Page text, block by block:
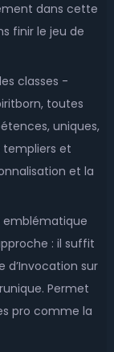
dans cette
finir le jeu de
classes -
toutes
uniques,
templiers et
et la
emblématique
: il suffit
d’Invocation sur
Permet
pro comme la